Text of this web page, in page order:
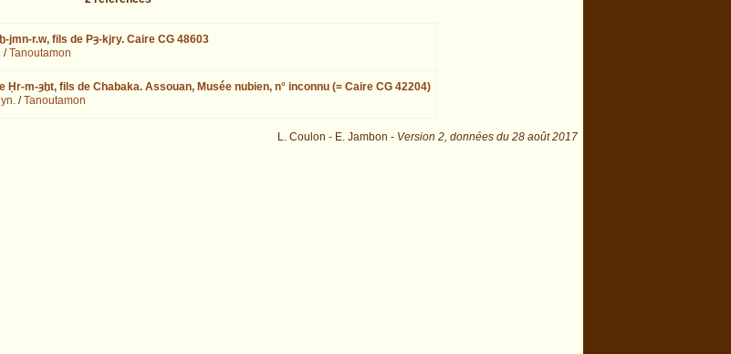
jmn-r.w, fils de Pȝ-kjry. Caire CG 48603
/Tanoutamon
Ḥr-m-ȝḫt, fils de Chabaka. Assouan, Musée nubien, n° inconnu (= Caire CG 42204)
/Tanoutamon
L. Coulon - E. Jambon - Version 2,données du 28 août 2017